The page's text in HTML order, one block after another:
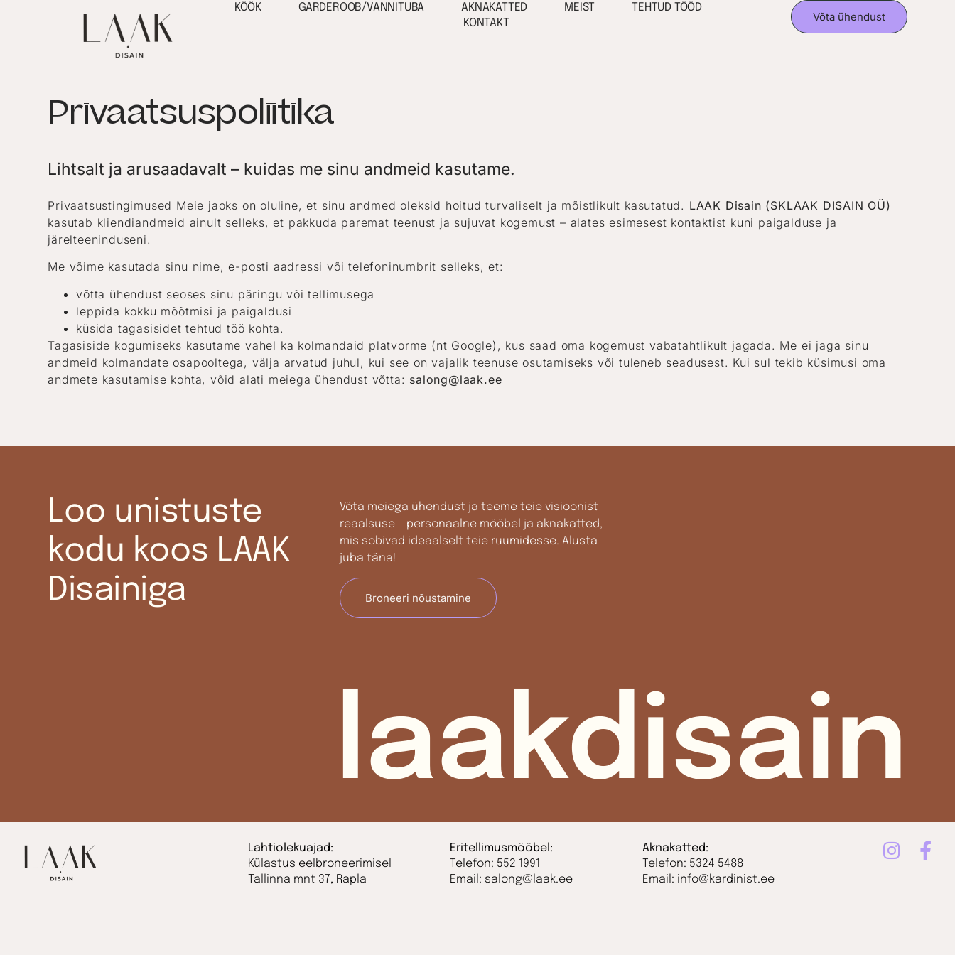
KÖÖK GARDEROOB/VANNITUBA AKNAKATTED MEIST
TEHTUD TÖÖD
KONTAKT
Võta ühendust
Privaatsuspoliitika
Lihtsalt ja arusaadavalt – kuidas me sinu andmeid kasutame.
Privaatsustingimused Meie jaoks on oluline, et sinu andmed oleksid hoitud turvaliselt ja mõistlikult kasutatud. LAAK Disain (SKLAAK DISAIN OÜ)
kasutab kliendiandmeid ainult selleks, et pakkuda paremat teenust ja sujuvat kogemust – alates esimesest kontaktist kuni paigalduse ja
järelteeninduseni.
Me võime kasutada sinu nime, e-posti aadressi või telefoninumbrit selleks, et:
võtta ühendust seoses sinu päringu või tellimusega
leppida kokku mõõtmisi ja paigaldusi
küsida tagasisidet tehtud töö kohta.
Tagasiside kogumiseks kasutame vahel ka kolmandaid platvorme (nt Google), kus saad oma kogemust vabatahtlikult jagada. Me ei jaga sinu
andmeid kolmandate osapooltega, välja arvatud juhul, kui see on vajalik teenuse osutamiseks või tuleneb seadusest. Kui sul tekib küsimusi oma
andmete kasutamise kohta, võid alati meiega ühendust võtta: salong@laak.ee
Loo unistuste
kodu koos LAAK
Disainiga
Võta meiega ühendust ja teeme teie visioonist
reaalsuse – personaalne mööbel ja aknakatted,
mis sobivad ideaalselt teie ruumidesse. Alusta
juba täna!
Broneeri nõustamine
laakdisain
Lahtiolekuajad:
Külastus eelbroneerimisel
Tallinna mnt 37, Rapla
Eritellimusmööbel:
Telefon: 552 1991
Email: salong@laak.ee
Aknakatted:
Telefon: 5324 5488
Email: info@kardinist.ee